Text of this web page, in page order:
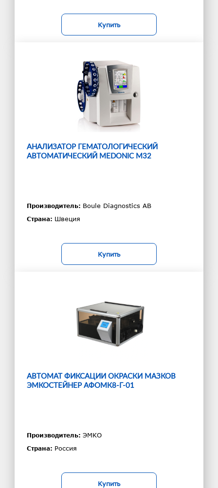
Купить
АНАЛИЗАТОР ГЕМАТОЛОГИЧЕСКИЙ
АВТОМАТИЧЕСКИЙ MEDONIC M32
Производитель: Boule Diagnostics AB
Страна: Швеция
Купить
АВТОМАТ ФИКСАЦИИ ОКРАСКИ МАЗКОВ
ЭМКОСТЕЙНЕР АФОМК8-Г-01
Производитель: ЭМКО
Страна: Россия
Купить